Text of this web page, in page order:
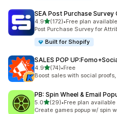
SEA Post Purchase Survey
4.9เต็ม 5 ดาว
(172)
ทั้งหมด 172 รีวิว
•Free plan available
Post Purchase Survey for
Built for Shopify
SALES POP
4.9เต็ม 5 ดาว
(74)
ทั้งหมด 74 รีวิว
•Free
Boost sales with social
PB: Spin Wheel & Email
5.0เต็ม 5 ดาว
(29)
ทั้งหมด 29 รีวิว
•Free plan available
Create games popup w/ spin